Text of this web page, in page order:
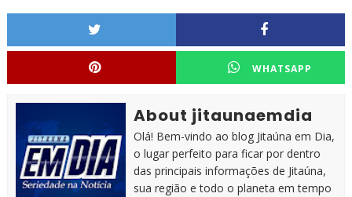
WHATSAPP
About jitaunaemdia
Olá! Bem-vindo ao blog Jitaúna em Dia,
o lugar perfeito para ficar por dentro
das principais informações de Jitaúna,
sua região e todo o planeta em tempo